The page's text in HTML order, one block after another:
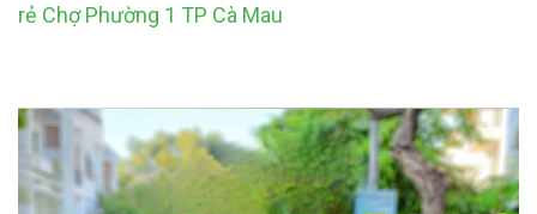
rẻ Chợ Phường 1 TP Cà Mau